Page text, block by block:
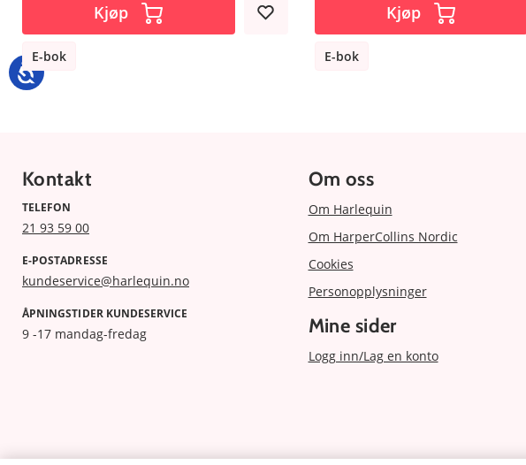
Kjøp
E-bok
Kjøp
E-bok
Kontakt
TELEFON
21 93 59 00
E-POSTADRESSE
kundeservice@harlequin.no
ÅPNINGSTIDER KUNDESERVICE
9 -17 mandag-fredag
Om oss
Om Harlequin
Om HarperCollins Nordic
Cookies
Personopplysninger
Mine sider
Logg inn/Lag en konto